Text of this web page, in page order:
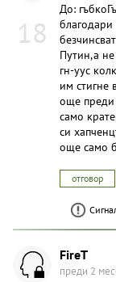
18
До:
Путин,а
гн-уус
им стигне
още преди
само
си
още само
отговор
FireT
преди 2